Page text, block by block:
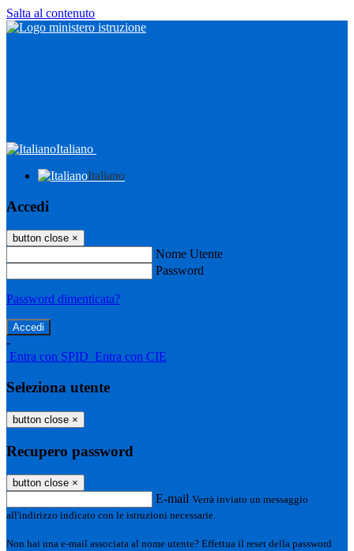
Salta al contenuto
Italiano
Italiano
Accedi
button close ×
Nome Utente
Password
Password dimenticata?
-
Entra con SPID Entra con CIE
Seleziona utente
button close ×
Recupero password
button close ×
E-mail Verrà inviato un messaggio
all'indirizzo indicato con le istruzioni necessarie.
Non hai una e-mail associata al nome utente? Effettua il reset della password